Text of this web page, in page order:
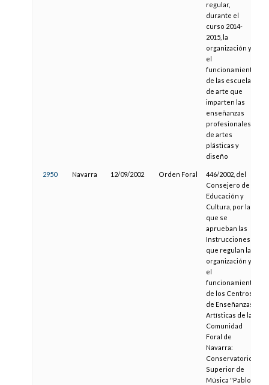
regular,
durante el
curso 2014-
2015, la
organización y
el
funcionamiento
de las escuelas
de arte que
imparten las
enseñanzas
profesionales
de artes
plásticas y
diseño
2950 Navarra 12/09/2002 Orden Foral
446/2002, del
Consejero de
Educación y
Cultura, por la
que se
aprueban las
Instrucciones
que regulan la
organización y
el
funcionamiento
de los Centros
de Enseñanzas
Artísticas de la
Comunidad
Foral de
Navarra:
Conservatorio
Superior de
Música "Pablo